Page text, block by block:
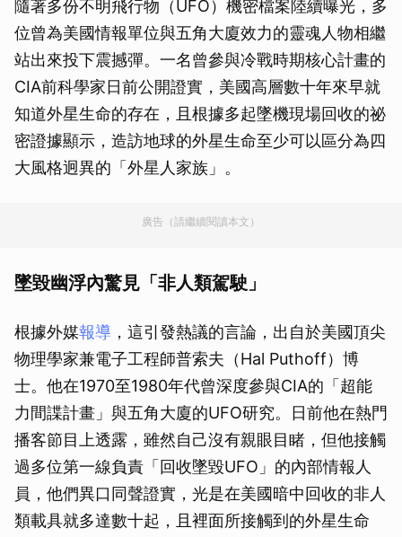
隨著多份不明飛行物（UFO）機密檔案陸續曝光，多
位曾為美國情報單位與五角大廈效力的靈魂人物相繼
站出來投下震撼彈。一名曾參與冷戰時期核心計畫的
CIA前科學家日前公開證實，美國高層數十年來早就
知道外星生命的存在，且根據多起墜機現場回收的祕
密證據顯示，造訪地球的外星生命至少可以區分為四
大風格迥異的「外星人家族」。
廣告（請繼續閱讀本文）
墜毀幽浮內驚見「非人類駕駛」
根據外媒報導 ，這引發熱議的言論，出自於美國頂尖
物理學家兼電子工程師普索夫（Hal Puthoff）博
士。他在1970至1980年代曾深度參與CIA的「超能
力間諜計畫」與五角大廈的UFO研究。日前他在熱門
播客節目上透露，雖然自己沒有親眼目睹，但他接觸
過多位第一線負責「回收墜毀UFO」的內部情報人
員，他們異口同聲證實，光是在美國暗中回收的非人
類載具就多達數十起，且裡面所接觸到的外星生命